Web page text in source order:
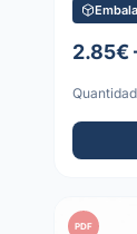
2.85€
PDF